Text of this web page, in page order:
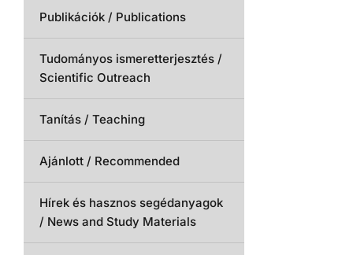
Publikációk / Publications
Tudományos ismeretterjesztés /
Scientific Outreach
Tanítás / Teaching
Ajánlott / Recommended
Hírek és hasznos segédanyagok
/ News and Study Materials